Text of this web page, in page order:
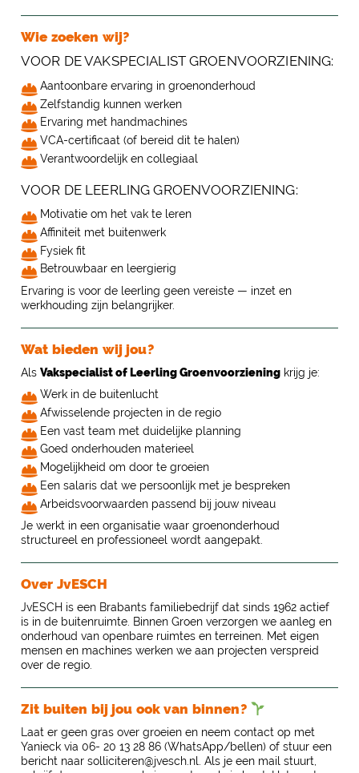
Wie zoeken wij?
VOOR DE VAKSPECIALIST GROENVOORZIENING:
Aantoonbare ervaring in groenonderhoud
Zelfstandig kunnen werken
Ervaring met handmachines
VCA-certificaat (of bereid dit te halen)
Verantwoordelijk en collegiaal
VOOR DE LEERLING GROENVOORZIENING:
Motivatie om het vak te leren
Affiniteit met buitenwerk
Fysiek fit
Betrouwbaar en leergierig
Ervaring is voor de leerling geen vereiste — inzet en
werkhouding zijn belangrijker.
Wat bieden wij jou?
AlsVakspecialist of Leerling Groenvoorziening krijg je:
Werk in de buitenlucht
Afwisselende projecten in de regio
Een vast team met duidelijke planning
Goed onderhouden materieel
Mogelijkheid om door te groeien
Een salaris dat we persoonlijk met je bespreken
Arbeidsvoorwaarden passend bij jouw niveau
Je werkt in een organisatie waar groenonderhoud
structureel en professioneel wordt aangepakt.
Over JvESCH
JvESCH is een Brabants familiebedrijf dat sinds 1962 actief
is in de buitenruimte. Binnen Groen verzorgen we aanleg en
onderhoud van openbare ruimtes en terreinen. Met eigen
mensen en machines werken we aan projecten verspreid
over de regio.
Zit buiten bij jou ook van binnen?
Laat er geen gras over groeien en neem contact op met
Yanieck via 06- 20 13 28 86 (WhatsApp/bellen) of stuur een
bericht naar solliciteren@jvesch.nl. Als je een mail stuurt,